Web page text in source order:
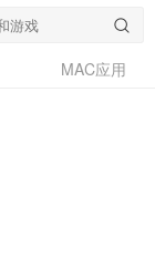
MAC应用